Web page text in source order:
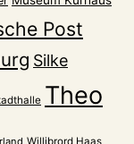
Post
Silke
Theo
Willibrord Haas